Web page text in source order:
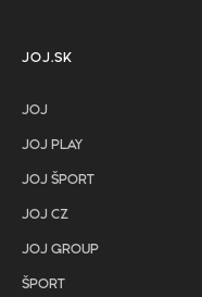
JOJ.SK
JOJ
JOJ PLAY
JOJ ŠPORT
JOJ CZ
JOJ GROUP
ŠPORT